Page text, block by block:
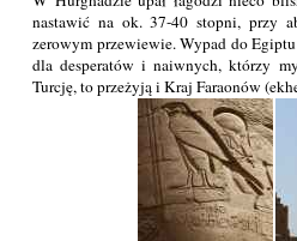
nastawić na ok. 37-40 stopni, przy
zerowym przewiewie. Wypad do
dla desperatów i naiwnych, którzy
Turcję, to przeżyją i Kraj Faraonów